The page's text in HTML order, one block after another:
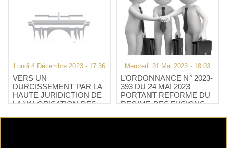
Lundi 4 Décembre 2023 - 17:36
VERS UN
DURCISSEMENT PAR LA
HAUTE JURIDICTION DE
LA VALORISATION DES
Mercredi 31 Mai 2023 - 18:03
L’ORDONNANCE N° 2023-
393 DU 24 MAI 2023
PORTANT REFORME DU
REGIME DES FUSIONS,